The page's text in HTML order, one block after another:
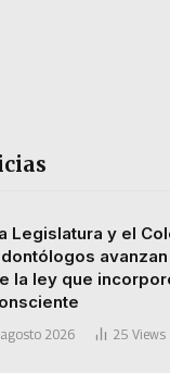
Legislatura y el
la ley que
2026 25 Views